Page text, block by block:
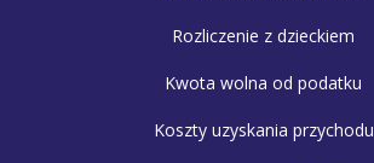
Rozliczenie z dzieckiem
Kwota wolna od podatku
Koszty uzyskania przychodu